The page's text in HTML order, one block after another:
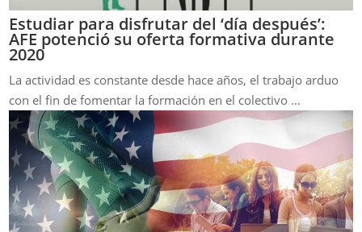
Estudiar para disfrutar del ‘día después’:
AFE potenció su oferta formativa durante
2020
La actividad es constante desde hace años, el trabajo arduo
con el fin de fomentar la formación en el colectivo …